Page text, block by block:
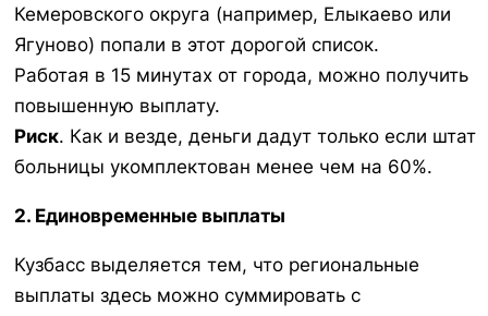
Кемеровского округа (например, Елыкаево или
Ягуново) попали в этот дорогой список.
Работая в 15 минутах от города, можно получить
повышенную выплату.
Риск. Как и везде, деньги дадут только если штат
больницы укомплектован менее чем на 60%.
2. Единовременные выплаты
Кузбасс выделяется тем, что региональные
выплаты здесь можно суммировать с